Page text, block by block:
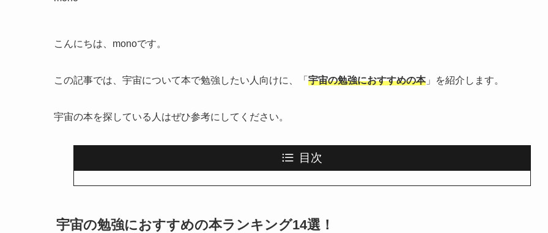
こんにちは、monoです。
この記事では、宇宙について本で勉強したい人向けに、「 宇宙の勉強におすすめの本」を紹介します。
宇宙の本を探している人はぜひ参考にしてください。
目次
宇宙の勉強におすすめの本ランキング14選！